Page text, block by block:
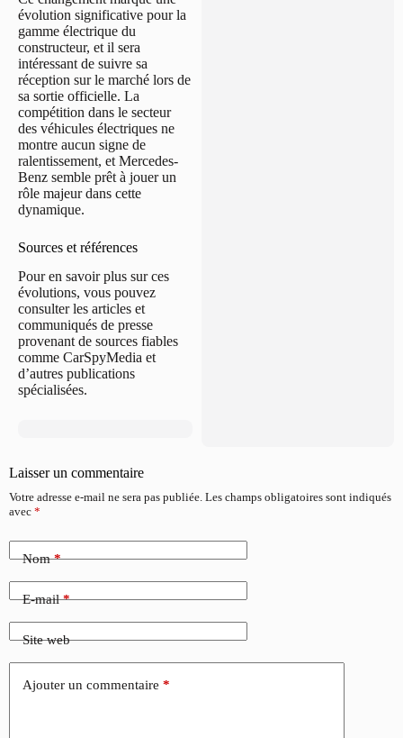
évolution significative pour la
gamme électrique du
constructeur, et il sera
intéressant de suivre sa
réception sur le marché lors de
sa sortie officielle. La
compétition dans le secteur
des véhicules électriques ne
montre aucun signe de
ralentissement, et Mercedes-
Benz semble prêt à jouer un
rôle majeur dans cette
dynamique.
Sources et références
Pour en savoir plus sur ces
évolutions, vous pouvez
consulter les articles et
communiqués de presse
provenant de sources fiables
comme CarSpyMedia et
d’autres publications
spécialisées.
Laisser un commentaire
Votre adresse e-mail ne sera pas publiée. Les champs obligatoires sont indiqués
avec *
Nom*
E-mail*
Site web
Ajouter un commentaire *